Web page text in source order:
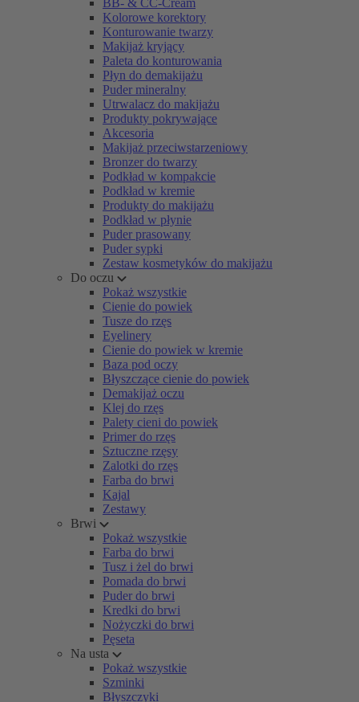
BB- & CC-Cream
Kolorowe korektory
Konturowanie twarzy
Makijaż kryjący
Paleta do konturowania
Płyn do demakijażu
Puder mineralny
Utrwalacz do makijażu
Produkty pokrywające
Akcesoria
Makijaż przeciwstarzeniowy
Bronzer do twarzy
Podkład w kompakcie
Podkład w kremie
Produkty do makijażu
Podkład w płynie
Puder prasowany
Puder sypki
Zestaw kosmetyków do makijażu
Do oczu
Pokaż wszystkie
Cienie do powiek
Tusze do rzęs
Eyelinery
Cienie do powiek w kremie
Baza pod oczy
Błyszczące cienie do powiek
Demakijaż oczu
Klej do rzęs
Palety cieni do powiek
Primer do rzęs
Sztuczne rzęsy
Zalotki do rzęs
Farba do brwi
Kajal
Zestawy
Brwi
Pokaż wszystkie
Farba do brwi
Tusz i żel do brwi
Pomada do brwi
Puder do brwi
Kredki do brwi
Nożyczki do brwi
Pęseta
Na usta
Pokaż wszystkie
Szminki
Błyszczyki